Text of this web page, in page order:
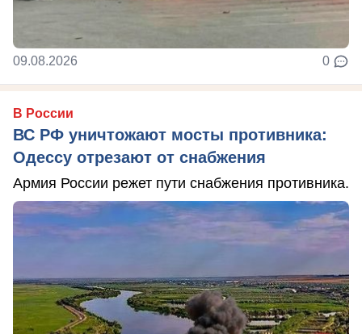
09.08.2026 0
В России
ВС РФ уничтожают мосты противника:
Одессу отрезают от снабжения
Армия России режет пути снабжения противника.